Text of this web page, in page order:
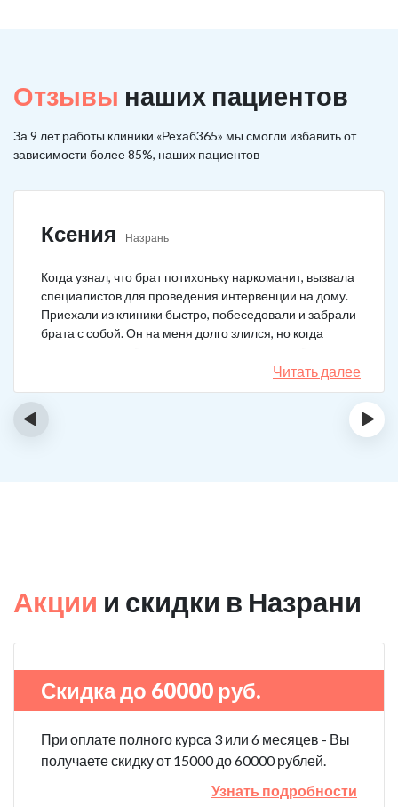
Отзывы наших пациентов
За 9 лет работы клиники «Рехаб365» мы смогли избавить от
зависимости более 85%, наших пациентов
Ксения Назрань
Когда узнал, что брат потихоньку наркоманит, вызвала
специалистов для проведения интервенции на дому.
Приехали из клиники быстро, побеседовали и забрали
брата с собой. Он на меня долго злился, но когда
понял, что если бы я не пошла на тот шаг, он бы не
выкарабкался. После курса вышел здоровым. Больше
не принимает.
Читать далее
‹ ›
Акции и скидки в Назрани
Скидка до 60000 руб.
При оплате полного курса 3 или 6 месяцев - Вы
получаете скидку от 15000 до 60000 рублей.
Узнать подробности